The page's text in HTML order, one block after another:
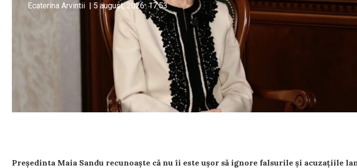
Ecaterina Arvintii | 5 august, 2026 17:53
Președinta Maia Sandu recunoaște că nu îi este ușor să ignore falsurile și acuzațiile